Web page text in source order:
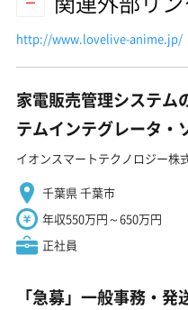
http://www.lovelive-anime.jp/
家電販売管理システム
テムインテグレータ・
イオンスマートテクノロジー株
千葉県 千葉市
年収550万円～650万円
正社員
「急募」一般事務・